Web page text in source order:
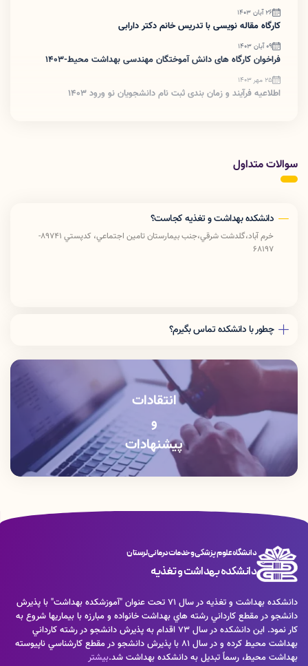
26 آبان 1403
کارگاه مقاله نویسی با تدریس خانم دکتر دارابی
09 آبان 1403
فراخوان کارگاه های دانش آموختگان مهندسی بهداشت محیط-1403
25 مهر 1403
اطلاعیه فرآیند و زمان بندی ثبت نام دانشجویان نو ورود 1403
سوالات متداول
دانشکده بهداشت و تغذیه کجاست؟
خرم آباد،گلدشت شرقي،جنب بيمارستان تامين اجتماعي، كدپستي 89741-
68197
چطور با دانشکده تماس بگیرم؟
آموزش دانشكده: 06633412309
انتقادات
و
پیشنهادات
دانشگاه علوم پزشکی و خدمات درمانی لرستان
دانشکده بهداشت و تغذیه
دانشكده بهداشت و تغذيه در سال 71 تحت عنوان "آموزشكده بهداشت" با پذيرش
دانشجو در مقطع كارداني رشته هاي بهداشت خانواده و مبارزه با بيماريها شروع به
كار نمود. اين دانشكده در سال 73 اقدام به پذيرش دانشجو در رشته كارداني
بهداشت محيط كرده و در سال 81 با پذيرش دانشجو در مقطع كارشناسي ناپيوسته
بهداشت محيط، رسماً تبديل به دانشكده بهداشت شد.بیشتر